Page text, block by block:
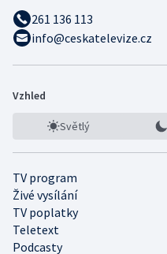
261 136 113
info@ceskatelevize.cz
Vzhled
Světlý
TV program
Živé vysílání
TV poplatky
Teletext
Podcasty